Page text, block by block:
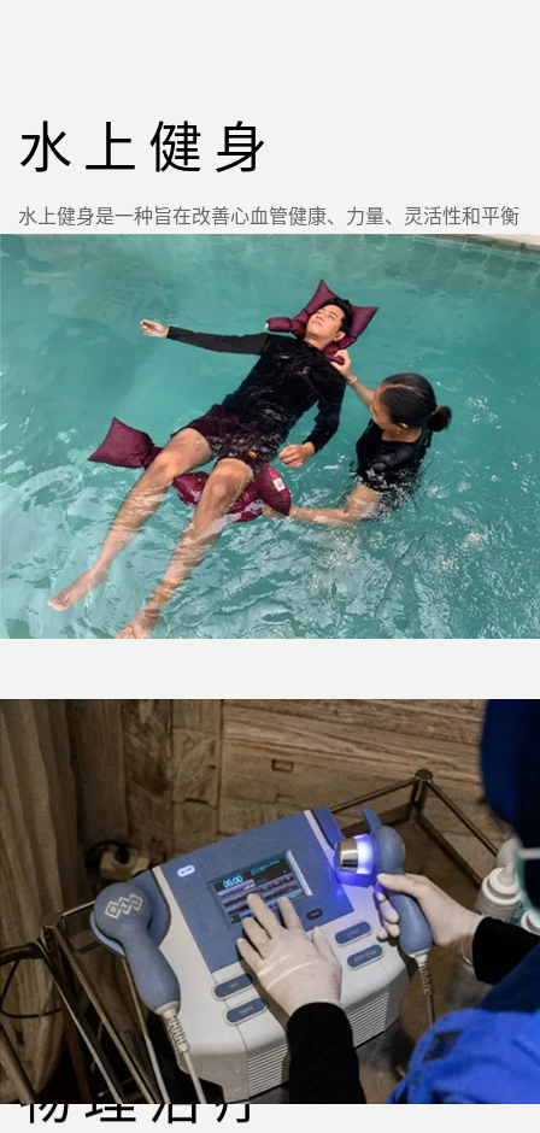
水上健身
水上健身是一种旨在改善心血管健康、力量、灵活性和平衡
性的运动。你的健身计划不再有黏糊糊的汗水了！深入游泳
池，加入我们的水上健身。
物理治疗